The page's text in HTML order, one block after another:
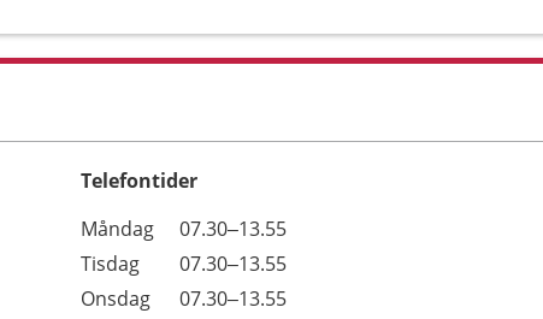
Telefontider
Dag
Öppettider
Kommentarer
Måndag
07.30–13.55
Tisdag
07.30–13.55
Onsdag
07.30–13.55